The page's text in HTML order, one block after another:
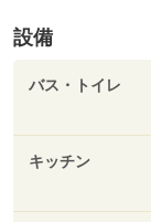
設備
バス・トイレ
キッチン